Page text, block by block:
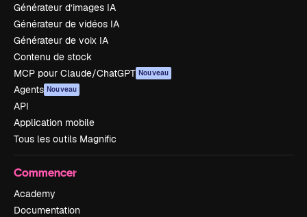
Générateur d’images IA
Générateur de vidéos IA
Générateur de voix IA
Contenu de stock
MCP pour Claude/ChatGPT Nouveau
Agents Nouveau
API
Application mobile
Tous les outils Magnific
Commencer
Academy
Documentation